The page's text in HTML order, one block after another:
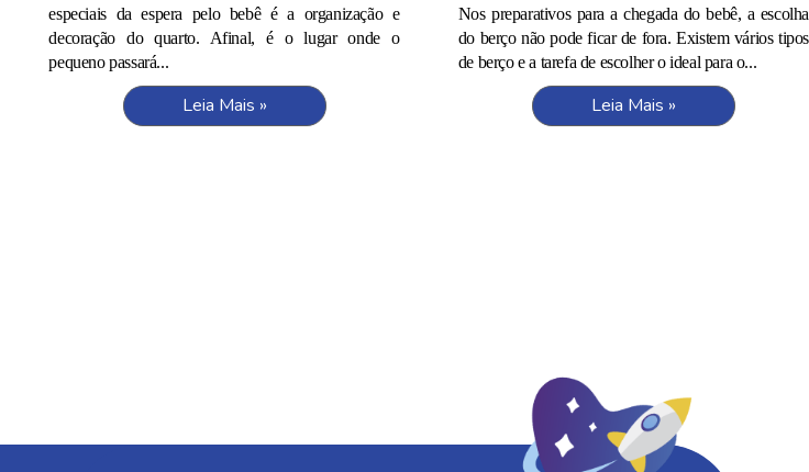
especiais da espera pelo bebê é a organização e
decoração do quarto. Afinal, é o lugar onde o
pequeno passará...
Leia Mais »
Nos preparativos para a chegada do bebê, a escolha
do berço não pode ficar de fora. Existem vários tipos
de berço e a tarefa de escolher o ideal para o...
Leia Mais »